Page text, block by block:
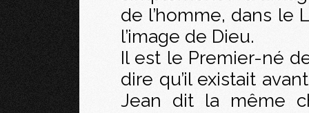
de l’homme, dans le
l’image de Dieu.
Il est le Premier-né
dire qu’il existait
Jean dit la même